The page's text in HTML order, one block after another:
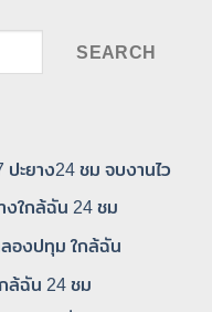
SEARCH
ะยาง24 ชม จบงานไว
งใกล้ฉัน 24 ชม
องปทุม ใกล้ฉัน
ล้ฉัน 24 ชม